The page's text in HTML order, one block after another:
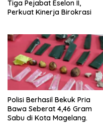
Tiga Pejabat Eselon II,
Perkuat Kinerja Birokrasi
Polisi Berhasil Bekuk Pria
Bawa Seberat 4,46 Gram
Sabu di Kota Magelang.